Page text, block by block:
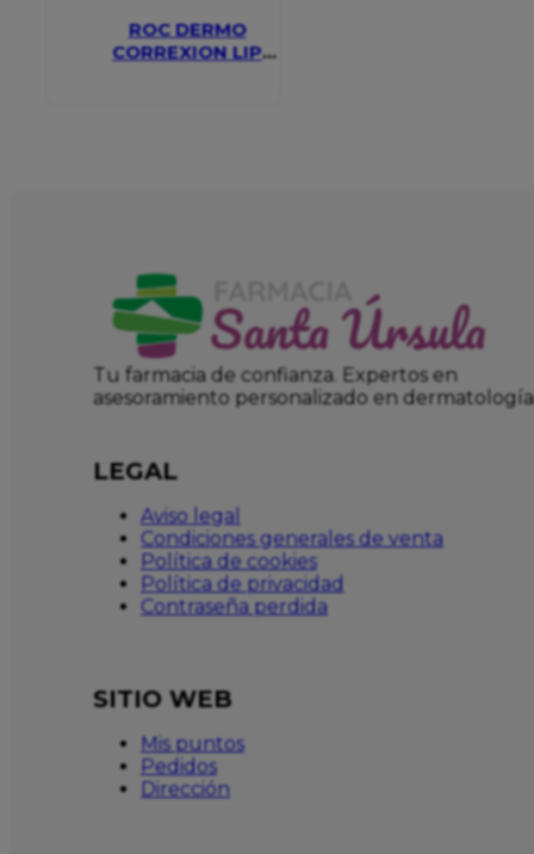
ROC DERMO
CORREXION LIP
Tu farmacia de confianza. Expertos en
asesoramiento personalizado en dermatología
LEGAL
Aviso legal
Condiciones generales de venta
Política de cookies
Política de privacidad
Contraseña perdida
SITIO WEB
Mis puntos
Pedidos
Dirección